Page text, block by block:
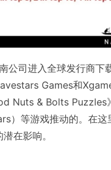
公司进入全球发行商
Games和
Nuts & Bolts
）等游戏推动的。在
在影响。